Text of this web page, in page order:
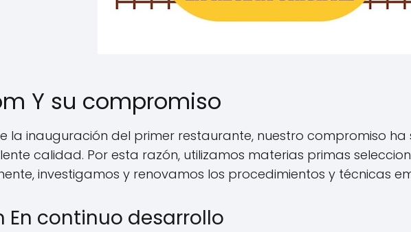
Y su compromiso
la inauguración del primer restaurante, nuestro compromiso
calidad. Por esta razón, utilizamos materias primas
investigamos y renovamos los procedimientos y técnicas
En continuo desarrollo